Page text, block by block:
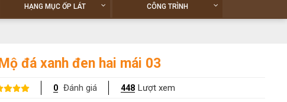
HẠNG MỤC ỐP LÁT CÔNG TRÌNH
Mộ đá xanh đen hai mái 03
0 Đánh giá 448 Lượt xem